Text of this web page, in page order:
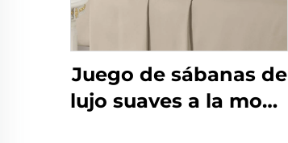
Juego de sábanas de
lujo suaves a la moda